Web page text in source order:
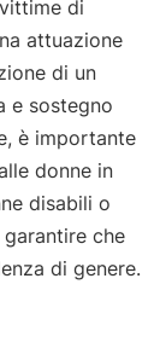
di
attuazione
di un
e sostegno
è importante
donne in
disabili o
che
di genere.